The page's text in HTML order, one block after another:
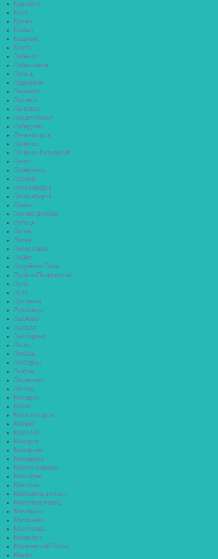
Курчатов
Куса
Кушва
Кызыл
Кыштым
Кяхта
Лабинск
Лабытнанги
Лагань
Ладушкин
Лаишево
Лакинск
Лангепас
Лахденпохья
Лебедянь
Лениногорск
Ленинск
Ленинск-Кузнецкий
Ленск
Лермонтов
Лесной
Лесозаводск
Лесосибирск
Ливны
Ликино-Дулёво
Липецк
Липки
Лиски
Лихославль
Лобня
Лодейное Поле
Лосино-Петровский
Луга
Луза
Лукоянов
Луховицы
Лысково
Лысьва
Лыткарино
Льгов
Любань
Люберцы
Любим
Людиново
Лянтор
Магадан
Магас
Магнитогорск
Майкоп
Майский
Макаров
Макарьев
Макушино
Малая Вишера
Малгобек
Малмыж
Малоархангельск
Малоярославец
Мамадыш
Мамоново
Мантурово
Мариинск
Мариинский Посад
Маркс